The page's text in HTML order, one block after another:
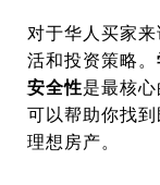
对于华人买家
活和投资策略。
安全性是最核
可以帮助你找
理想房产。